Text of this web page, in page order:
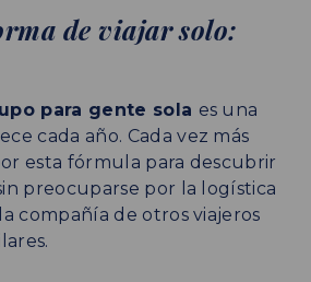
de viajar solo:
para gente sola es una
cada año. Cada vez más
esta fórmula para descubrir
preocuparse por la logística
compañía de otros viajeros